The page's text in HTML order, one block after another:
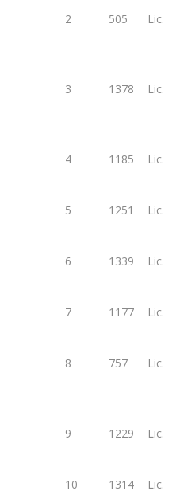
2 505 Lic.
3 1378 Lic.
4 1185 Lic.
5 1251 Lic.
6 1339 Lic.
7 1177 Lic.
8 757 Lic.
9 1229 Lic.
10 1314 Lic.